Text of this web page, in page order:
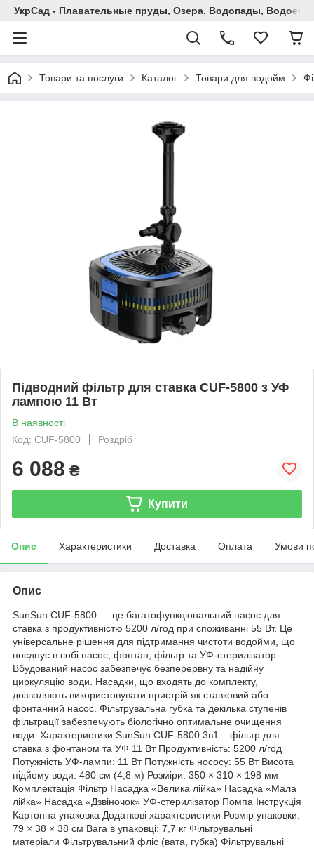
УкрСад - Плавательные пруды, Озера, Водопады,
Товари та послуги Каталог Товари для водойм
Підводний фільтр для ставка CUF-5800 з УФ
лампою 11 Вт
В наявності
Код: CUF-5800
Роздріб
6 088 ₴
Купити
Опис Характеристики Доставка Оплата Умови
Опис
SunSun CUF-5800 — це багатофункціональний насос для
ставка з продуктивністю 5200 л/год при споживанні 55 Вт. Це
універсальне рішення для підтримання чистоти водойми, що
поєднує в собі насос, фонтан, фільтр та УФ-стерилізатор.
Вбудований насос забезпечує безперервну та надійну
циркуляцію води. Насадки, що входять до комплекту,
дозволяють використовувати пристрій як ставковий або
фонтанний насос. Фільтрувальна губка та декілька ступенів
фільтрації забезпечують біологічно оптимальне очищення
води. Характеристики SunSun CUF-5800 3в1 – фільтр для
ставка з фонтаном та УФ 11 Вт Продуктивність: 5200 л/год
Потужність УФ-лампи: 11 Вт Потужність нососу: 55 Вт Висота
підйому води: 480 см (4,8 м) Розміри: 350 × 310 × 198 мм
Комплектація Фільтр Насадка «Велика лійка» Насадка «Мала
лійка» Насадка «Дзвіночок» УФ-стерилізатор Помпа Інструкція
Картонна упаковка Додаткові характеристики Розмір упаковки:
79 × 38 × 38 см Вага в упаковці: 7,7 кг Фільтрувальні
матеріали Фільтрувальний фліс (вата, губка) Фільтрувальні